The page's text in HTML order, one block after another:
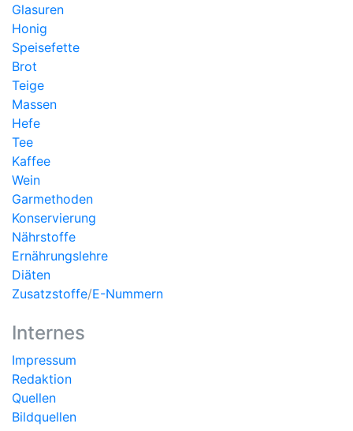
Glasuren
Honig
Speisefette
Brot
Teige
Massen
Hefe
Tee
Kaffee
Wein
Garmethoden
Konservierung
Nährstoffe
Ernährungslehre
Diäten
Zusatzstoffe/E-Nummern
Internes
Impressum
Redaktion
Quellen
Bildquellen